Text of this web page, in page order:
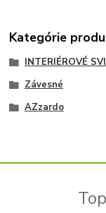
Kategórie
INTERIÉROVÉ
Závesné
AZzardo